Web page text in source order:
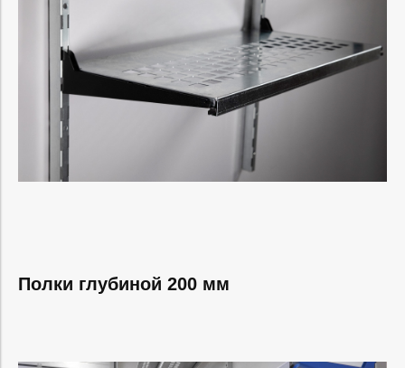
Полки глубиной 200 мм